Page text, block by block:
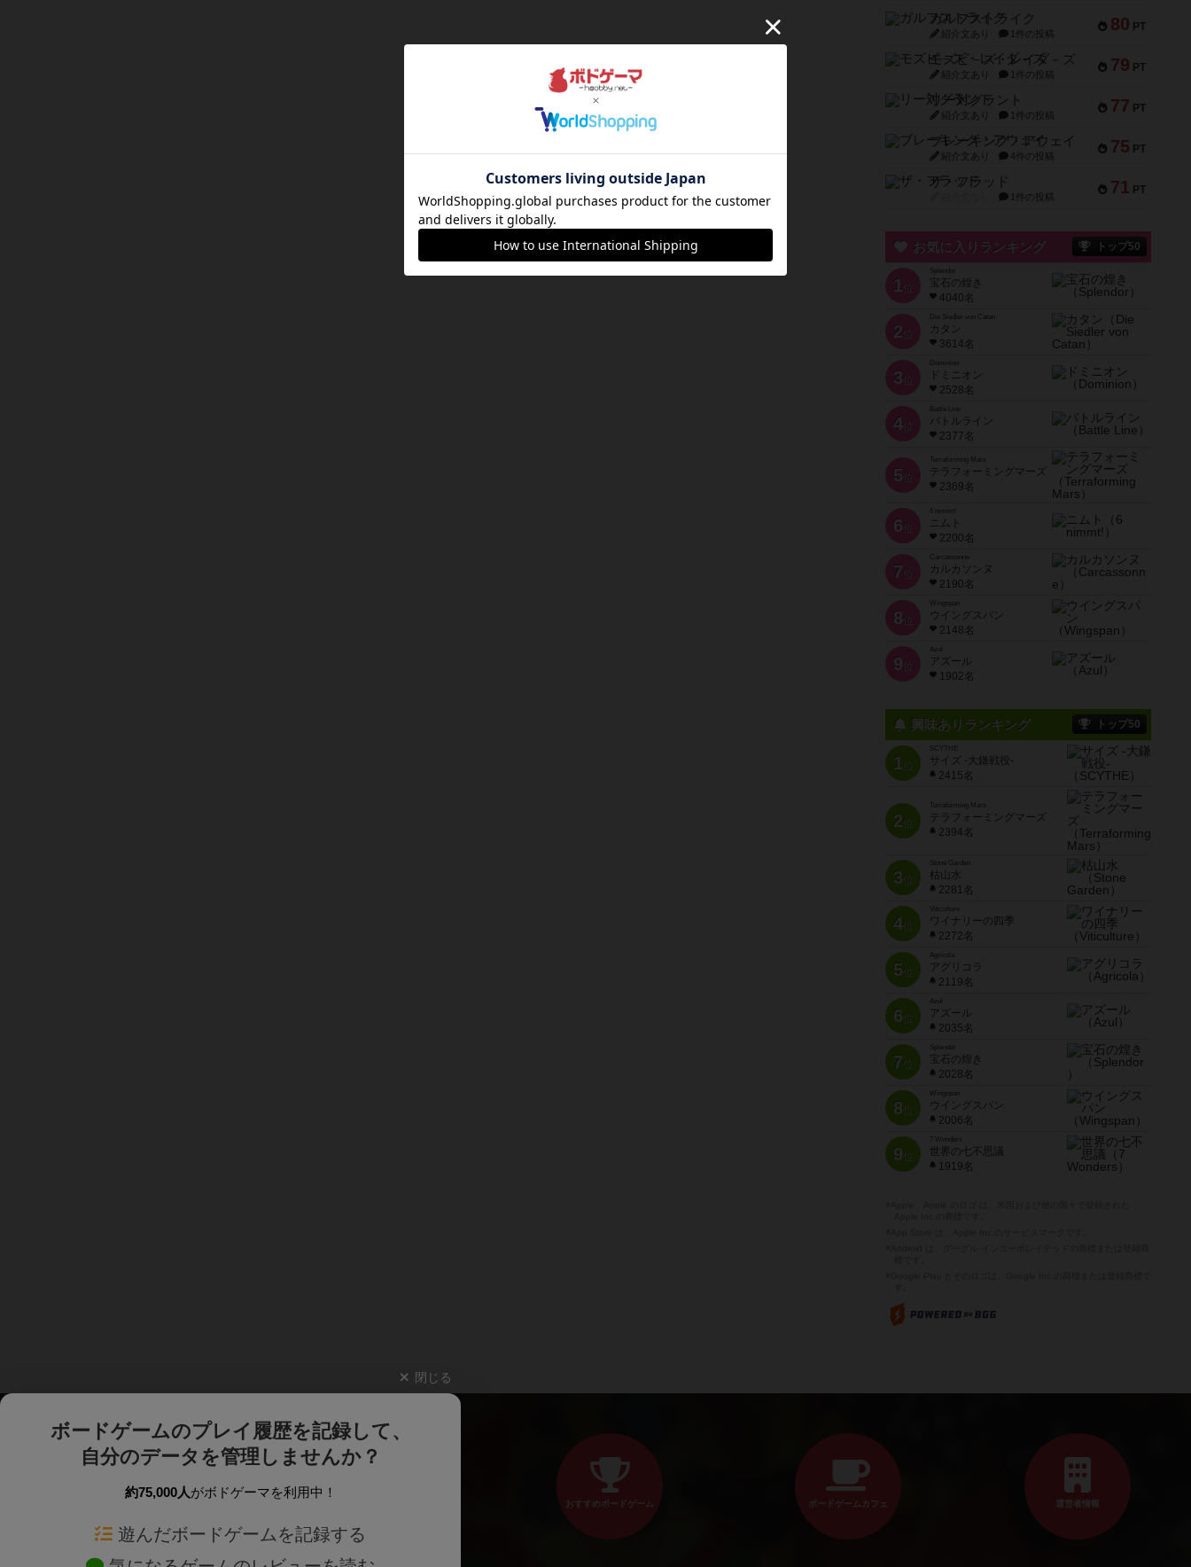
80 PT
ガルフストライク
紹介文あり 1件の投稿
79 PT
モズビ－ズ・レイダ－ズ
紹介文あり 1件の投稿
77 PT
リー対グラント
紹介文あり 1件の投稿
75 PT
ブレーキング・アウェイ
紹介文あり 4件の投稿
71 PT
ザ・フラッド
1件の投稿
お気に入りランキング トップ50
1 位
宝石の煌き
4040名
2 位
Die Siedler von Catan
カタン
3614名
3 位
ドミニオン
2528名
4位
Battle Line
バトルライン
2377名
5 位
Terraforming Mars
テラフォーミングマーズ
2369名
6 位
ニムト
2200名
7 位
Carcassonne
カルカソンヌ
2190名
8 位
Wingspan
ウイングスパン
2148名
9 位
Azul
アズール
1902名
興味ありランキング トップ50
1位
SCYTHE
サイズ -大鎌戦役-
2415名
2位
Terraforming Mars
テラフォーミングマーズ
2394名
3位
Stone Garden
枯山水
2281名
4位
Viticulture
ワイナリーの四季
2272名
5位
Agricola
アグリコラ
2119名
6位
Azul
アズール
2035名
7位
宝石の煌き
2028名
8位
Wingspan
ウイングスパン
2006名
9位
7 Wonders
世界の七不思議
1919名
閉じる
ボードゲームのプレイ履歴を記録して、
自分のデータを管理しませんか？
約75,000人がボドゲーマを利用中！
遊んだボードゲームを記録する
おすすめボードゲーム ボードゲームカフェ 運営者情報